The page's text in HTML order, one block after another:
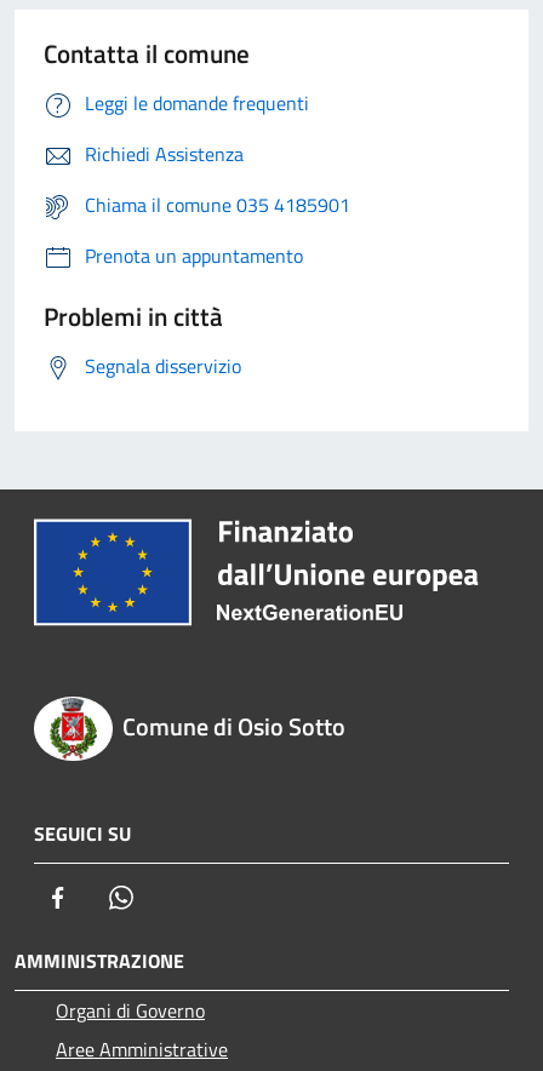
Contatta il comune
Leggi le domande frequenti
Richiedi Assistenza
Chiama il comune 035 4185901
Prenota un appuntamento
Problemi in città
Segnala disservizio
Comune di Osio Sotto
SEGUICI SU
Facebook
AMMINISTRAZIONE
Organi di Governo
Aree Amministrative